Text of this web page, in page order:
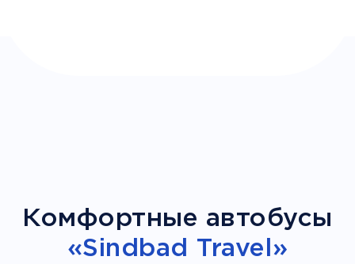
Комфортные автобусы
«Sindbad Travel»